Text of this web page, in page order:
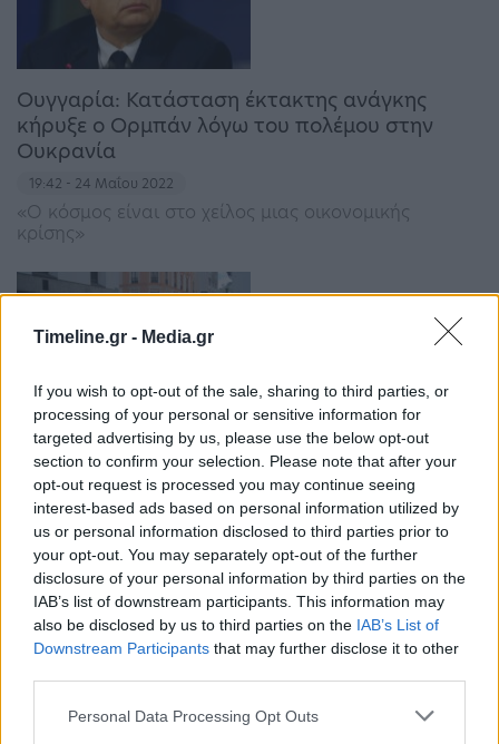
Timeline.gr - Media.gr
If you wish to opt-out of the sale, sharing to third parties, or
processing of your personal or sensitive information for
targeted advertising by us, please use the below opt-out
section to confirm your selection. Please note that after your
opt-out request is processed you may continue seeing
interest-based ads based on personal information utilized by
us or personal information disclosed to third parties prior to
your opt-out. You may separately opt-out of the further
disclosure of your personal information by third parties on the
IAB’s list of downstream participants. This information may
also be disclosed by us to third parties on the IAB’s List of
Downstream Participants that may further disclose it to other
Personal Data Processing Opt Outs
Ουγγαρία: Κατάσταση έκτακτης ανάγκης
κήρυξε ο Ορμπάν λόγω του πολέμου στην
Ουκρανία
19:42 - 24 Μαΐου 2022
«Ο κόσμος είναι στο χείλος μιας οικονομικής
κρίσης»
Σε κατάσταση έκτακτης ανάγκης επαρχίες
στον Ισημερινό – Ο ρόλος των καρτέλ
ναρκωτικών
09:00 - 30 Απριλίου 2022
Συνολικά 4.000 αστυνομικοί και 5.000 στρατιώτες
θα αναπτυχθούν στις συγκεκριμένες επαρχίες